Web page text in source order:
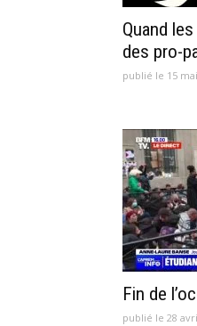
Quand
des pro-
publié le 15
Fin de
publié le 28